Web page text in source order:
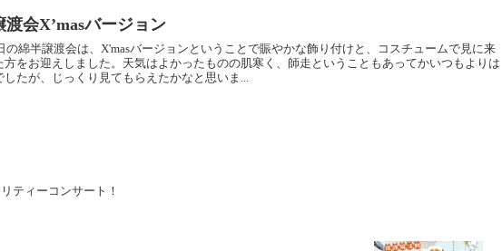
渡会X’masバージョン
の綿半譲渡会は、X'masバージョンということで賑やかな飾り付けと、コスチュームで見に来
方をお迎えしました。天気はよかったものの肌寒く、師走ということもあってかいつもよりは
したが、じっくり見てもらえたかなと思いま...
ティーコンサート！